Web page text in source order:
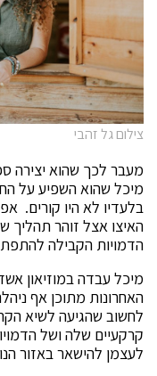
צילום גל זהבי
מעבר לכך שהוא יצירה
מיכל שהוא השפיע על
בלעדיו לא היו קורים.
האיצו אצל זוהר תהליך
הדמויות הקבילה
מיכל עבדה במוזיאון
האחרונות מתוכן אף
לחשוב שהגיעה לשיא
קרקעיים שלה ושל
לעצמן להישאר באזור